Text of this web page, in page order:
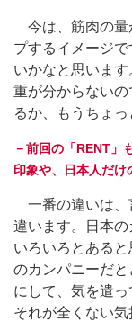
今は、筋肉の量
プするイメージ
いかなと思いま
重が分からない
るか、もうちょ
－前回の「RENT」
印象や、日本人だけ
一番の違いは、
違います。日本
いろいろとある
のカンパニーだ
にして、気を遣っ
それが全くない